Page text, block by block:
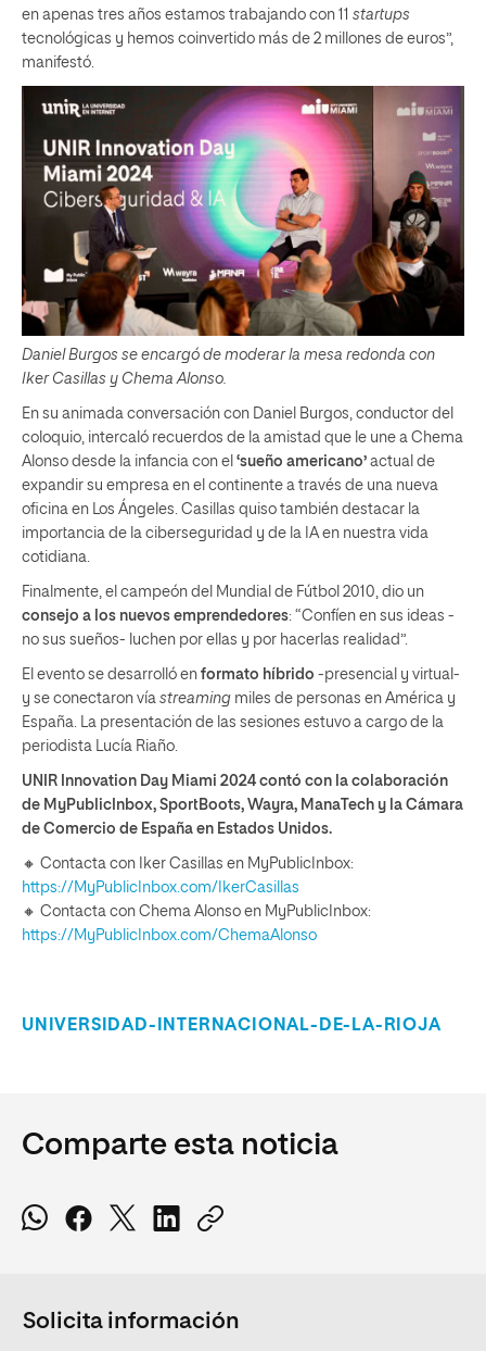
en apenas tres años estamos trabajando con 11 startups
tecnológicas y hemos coinvertido más de 2 millones de euros”,
manifestó.
Daniel Burgos se encargó de moderar la mesa redonda con
Iker Casillas y Chema Alonso.
En su animada conversación con Daniel Burgos, conductor del
coloquio, intercaló recuerdos de la amistad que le une a Chema
Alonso desde la infancia con el ‘sueño americano’ actual de
expandir su empresa en el continente a través de una nueva
oficina en Los Ángeles. Casillas quiso también destacar la
importancia de la ciberseguridad y de la IA en nuestra vida
cotidiana.
Finalmente, el campeón del Mundial de Fútbol 2010, dio un
consejo a los nuevos emprendedores: “Confíen en sus ideas -
no sus sueños- luchen por ellas y por hacerlas realidad”.
El evento se desarrolló en formato híbrido -presencial y virtual-
y se conectaron vía streaming miles de personas en América y
España. La presentación de las sesiones estuvo a cargo de la
periodista Lucía Riaño.
UNIR Innovation Day Miami 2024 contó con la colaboración
de MyPublicInbox, SportBoots, Wayra, ManaTech y la Cámara
de Comercio de España en Estados Unidos.
🔸 Contacta con Iker Casillas en MyPublicInbox:
https://MyPublicInbox.com/IkerCasillas
🔸 Contacta con Chema Alonso en MyPublicInbox:
https://MyPublicInbox.com/ChemaAlonso
UNIVERSIDAD-INTERNACIONAL-DE-LA-RIOJA
Comparte esta noticia
Solicita información